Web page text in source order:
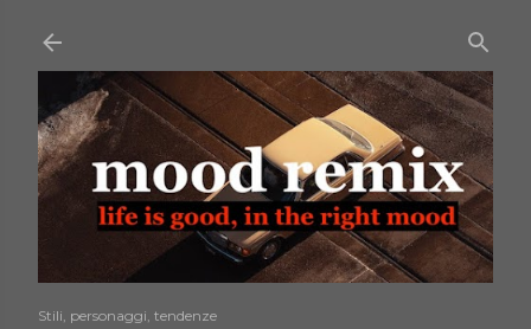
Stili, personaggi, tendenze